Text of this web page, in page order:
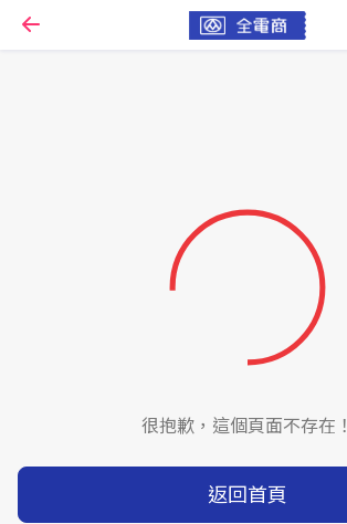
很抱歉，這個頁面不存在！
返回首頁